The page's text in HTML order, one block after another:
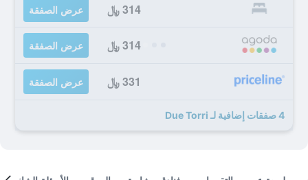
314 ﷼ عرض الصفقة
314 ﷼ عرض الصفقة
331 ﷼ عرض الصفقة
4 صفقات إضافية لـ Due Torri